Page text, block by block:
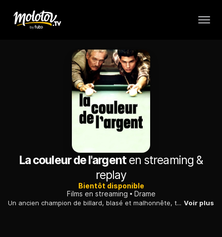
La couleur de l'argenten streaming &
replay
Bientôt disponible
Films en streaming
Drame
Un ancien champion de billard, blasé et malhonnête, tente de rallier un jeune homme, au talent indiscutable, à sa vision du billard et de la vie. Voir plus